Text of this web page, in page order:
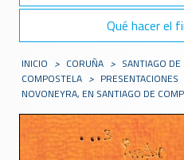
Qué hacer el
INICIO > CORUÑA > SANTIAGO DE
COMPOSTELA > PRESENTACIONES
NOVONEYRA, EN SANTIAGO DE